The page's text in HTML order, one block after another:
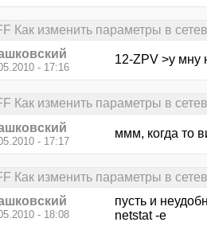
Как изменить параметры в
- 17:16
12-ZPV >у мну
Как изменить параметры в
- 17:17
ммм, когда то
Как изменить параметры в
- 18:08
пусть и
netstat -e